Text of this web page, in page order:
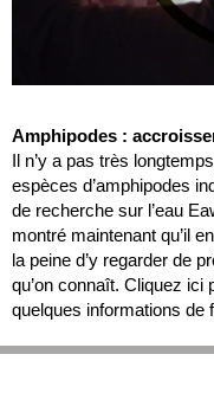
Amphipodes :
Il n’y a pas très
espèces d’amphipodes
de recherche sur l’eau
montré maintenant qu’il
la peine d’y regarder de
qu’on connaît. Cliquez ici
quelques informations de